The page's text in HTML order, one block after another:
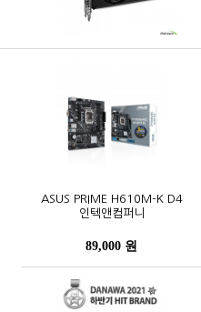
ASUS PRIME H610M-K D4
인텍앤컴퍼니
89,000 원